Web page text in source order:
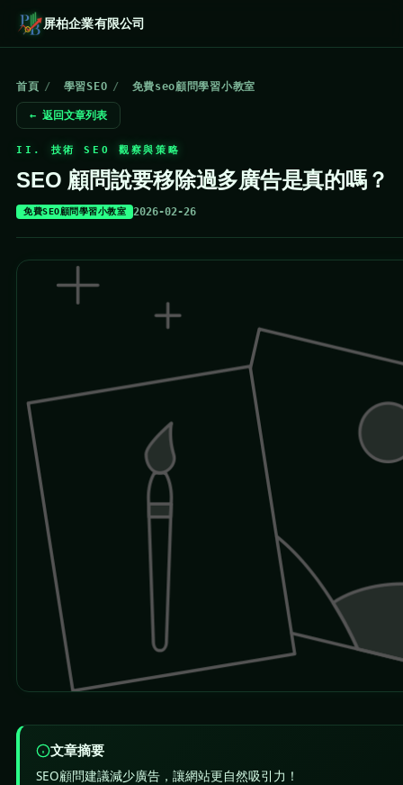
屏柏企業有限公司
首頁 / 學習SEO / 免費seo顧問學習小教室
← 返回文章列表
II. 技術 SEO 觀察與策略
SEO 顧問說要移除過多廣告是真的嗎？
免費SEO顧問學習小教室 2026-02-26
文章摘要
SEO顧問建議減少廣告，讓網站更自然吸引力！